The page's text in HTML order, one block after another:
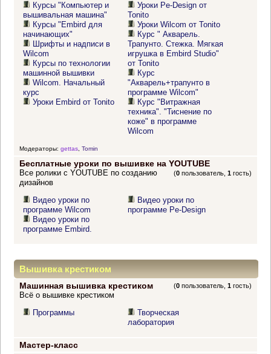
Курсы "Компьютер и
вышивальная машина"
Курсы "Embird для
начинающих"
Шрифты и надписи в
Wilcom
Курсы по технологии
машинной вышивки
Wilcom. Начальный
курс
Уроки Embird от Tonito
Уроки Pe-Design от
Tonito
Уроки Wilcom от Tonito
Курс " Акварель.
Трапунто. Стежка. Мягкая
игрушка в Embird Studio"
от Tonito
Курс
"Акварель+трапунто в
программе Wilcom"
Курс "Витражная
техника". "Тиснение по
коже" в программе
Wilcom
Модераторы: gettas, Tomin
Бесплатные уроки по вышивке на YOUTUBE
(0 пользователь,1 гость)
Все ролики с YOUTUBE по созданию
дизайнов
Видео уроки по
программе Wilcom
Видео уроки по
программе Embird.
Видео уроки по
программе Pe-Design
Вышивка крестиком
Машинная вышивка крестиком (0 пользователь,1 гость)
Всё о вышивке крестиком
Программы
Творческая
лаборатория
Мастер-класс